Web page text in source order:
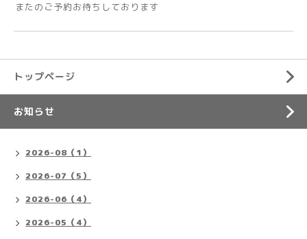
またのご予約お待ちしております
トップページ
お知らせ
2026-08（1）
2026-07（5）
2026-06（4）
2026-05（4）